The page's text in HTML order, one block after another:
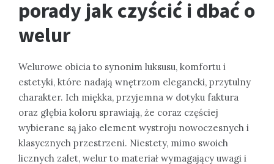
porady jak czyścić i dbać o
welur
Welurowe obicia to synonim luksusu, komfortu i
estetyki, które nadają wnętrzom elegancki, przytulny
charakter. Ich miękka, przyjemna w dotyku faktura
oraz głębia koloru sprawiają, że coraz częściej
wybierane są jako element wystroju nowoczesnych i
klasycznych przestrzeni. Niestety, mimo swoich
licznych zalet, welur to materiał wymagający uwagi i